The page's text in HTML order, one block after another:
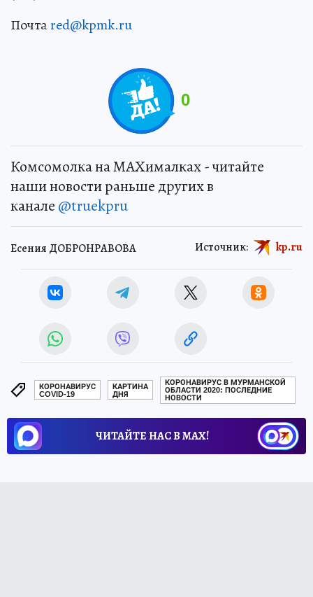
Почтаred@kpmk.ru
0
Комсомолка на MAXималках - читайте
наши новости раньше других в
канале @truekpru
Есения ДОБРОНРАВОВА Источник: kp.ru
КОРОНАВИРУС
COVID-19
КАРТИНА
ДНЯ
КОРОНАВИРУС В МУРМАНСКОЙ
ОБЛАСТИ 2020: ПОСЛЕДНИЕ
НОВОСТИ
ЧИТАЙТЕ НАС В МАХ!